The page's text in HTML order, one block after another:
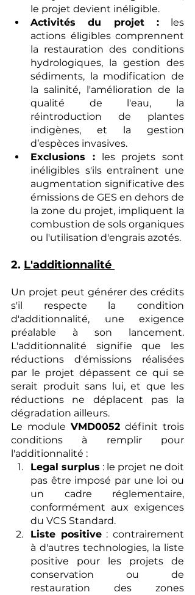
le projet devient inéligible.
Activités du projet : les
actions éligibles comprennent
la restauration des conditions
hydrologiques, la gestion des
sédiments, la modification de
la salinité, l'amélioration de la
qualité de l'eau, la
réintroduction de plantes
indigènes, et la gestion
d’espèces invasives.
Exclusions : les projets sont
inéligibles s'ils entraînent une
augmentation significative des
émissions de GES en dehors de
la zone du projet, impliquent la
combustion de sols organiques
ou l'utilisation d'engrais azotés.
2. L'additionnalité
Un projet peut générer des crédits
s'il respecte la condition
d'additionnalité, une exigence
préalable à son lancement.
L'additionnalité signifie que les
réductions d'émissions réalisées
par le projet dépassent ce qui se
serait produit sans lui, et que les
réductions ne déplacent pas la
dégradation ailleurs.
Le module VMD0052 définit trois
conditions à remplir pour
l'additionnalité :
Legal surplus : le projet ne doit
pas être imposé par une loi ou
un cadre réglementaire,
conformément aux exigences
du VCS Standard.
Liste positive : contrairement
à d'autres technologies, la liste
positive pour les projets de
conservation ou de
restauration des zones